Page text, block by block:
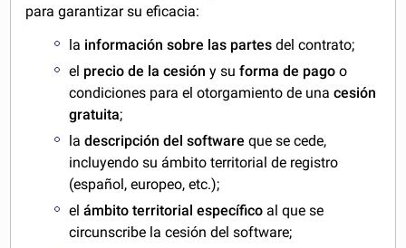
para garantizar su eficacia:
la información sobre las partes del contrato;
el precio de la cesión y suforma de pago o
condiciones para el otorgamiento de unacesión
gratuita;
ladescripción del software que se cede,
incluyendo su ámbito territorial de registro
(español, europeo, etc.);
elámbito territorial específico al que se
circunscribe la cesión del software;